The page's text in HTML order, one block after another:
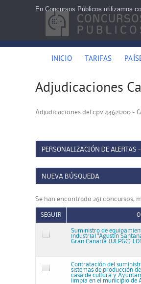
INICIO TARIFAS
Adjudicaciones
Adjudicaciones del cpv 44621200 -
PERSONALIZACIÓN DE
NUEVA BÚSQUEDA
Se han encontrado 261 concursos,
SEGUIR
Suministro de
industrial "Agustín
Gran Canaria (ULPGC)
Contratación del
sistemas de producción
casa de cultura y
limpia en el municipio de
En Concursos Públicos utilizamos